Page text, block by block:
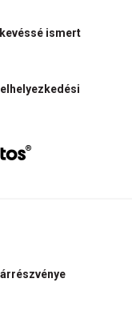
ismert